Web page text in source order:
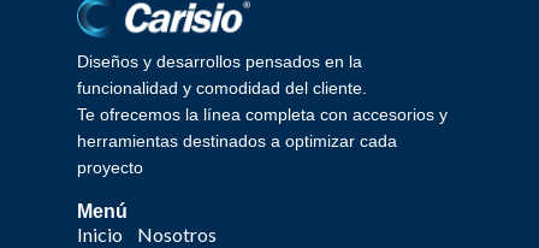
Diseños y desarrollos pensados en la
funcionalidad y comodidad del cliente.
Te ofrecemos la línea completa con accesorios y
herramientas destinados a optimizar cada
proyecto
Menú
Inicio
Nosotros